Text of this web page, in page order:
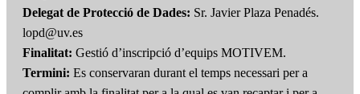
Delegat de Protecció de Dades: Sr. Javier Plaza Penadés.
lopd@uv.es
Finalitat: Gestió d’inscripció d’equips MOTIVEM.
Termini: Es conservaran durant el temps necessari per a